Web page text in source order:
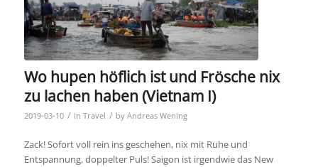
Wo hupen höflich ist und Frösche nix
zu lachen haben (Vietnam I)
2019-03-10 / in Travel / by Andreas Wening
Zack! Sofort voll rein ins geschehen, nix mit Ruhe und
Entspannung, doppelter Puls! Saigon ist irgendwie das New